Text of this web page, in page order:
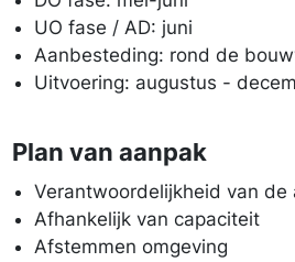
UO fase / AD: juni
Aanbesteding: rond de
Uitvoering: augustus -
Plan van aanpak
Verantwoordelijkheid van de
Afhankelijk van capaciteit
Afstemmen omgeving